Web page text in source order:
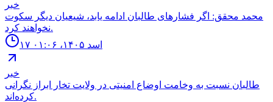
خبر
محمد محقق: اگر فشارهای طالبان ادامه یابد، شیعیان دیگر سکوت
نخواهند کرد.
۱۷ اسد ۱۴۰۵، ۰۱:۰۶
خبر
طالبان نسبت به وخامت اوضاع امنیتی در ولایت تخار ابراز نگرانی
کرده‌اند.